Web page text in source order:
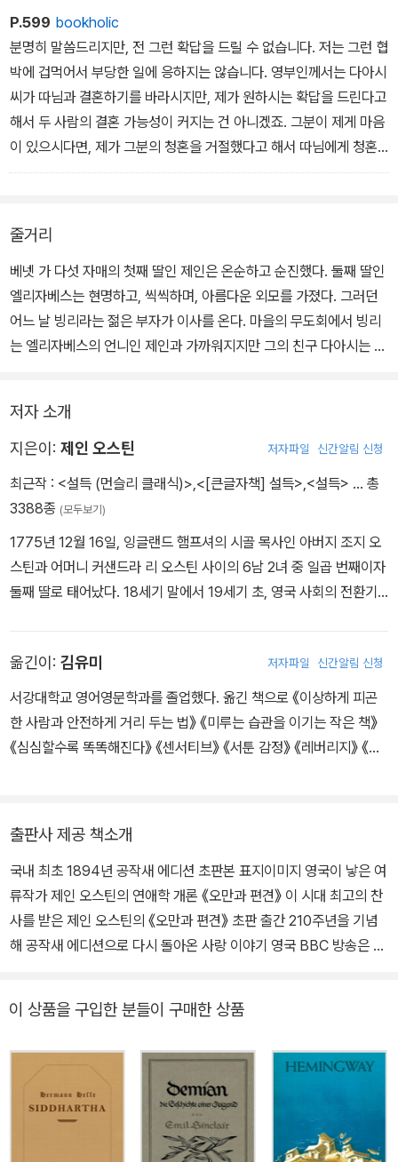
느 곳의 경치를 묘사할 때도 서로 엇갈린 주장을 하면서 말씨름을 해
서는 절대 안 되죠. 여행에서 돌아온 후 자기감정에 빠져서 지루한 여
행담으로 다른 사람들을 괴롭히는 그런 여행자가 되면 절대 안 돼요.”
P.599 bookholic
분명히 말씀드리지만, 전 그런 확답을 드릴 수 없습니다. 저는 그런 협
박에 겁먹어서 부당한 일에 응하지는 않습니다. 영부인께서는 다아시
씨가 따님과 결혼하기를 바라시지만, 제가 원하시는 확답을 드린다고
해서 두 사람의 결혼 가능성이 커지는 건 아니겠죠. 그분이 제게 마음
이 있으시다면, 제가 그분의 청혼을 거절했다고 해서 따님에게 청혼
을 할까요? 외람된 말씀이지만 영부인꼐서 제게 이런 부탁을 하시는
셨다면 저를 대단히 잘못 보신 겁니다. 조카분께서 영부인이 이 문제
에 관여할 권리는 분명 없으시다는 걸 말씀드리고 싶습니다. 그러니
부디 더 이상 이 문제로 절 괴롭히지 말아 주시기 바랍니다.
줄거리
베넷 가 다섯 자매의 첫째 딸인 제인은 온순하고 순진했다. 둘째 딸인
엘리자베스는 현명하고, 씩씩하며, 아름다운 외모를 가졌다. 그러던
어느 날 빙리라는 젊은 부자가 이사를 온다. 마을의 무도회에서 빙리
는 엘리자베스의 언니인 제인과 가까워지지만 그의 친구 다아시는 그
그에 대한 불신을 숨기지 않는다. 다아시는 자신의 지위와 체면 때문
에 엘리자베스에게 선뜻 용기 내어 다가가지 못하고 망설인다. 그러
읽은 엘리자베스는 다아시를 다시 보게 되는데…….
저자 소개
지은이: 제인 오스틴 저자파일 신간알림 신청
최근작 : <설득 (먼슬리 클래식)>,<[큰글자책] 설득>,<설득> … 총
3388종 (모두보기)
1775년 12월 16일, 잉글랜드 햄프셔의 시골 목사인 아버지 조지 오
스틴과 어머니 커샌드라 리 오스틴 사이의 6남 2녀 중 일곱 번째이자
둘째 딸로 태어났다. 18세기 말에서 19세기 초, 영국 사회의 전환기
자존심, 편견, 이성, 감성, 그리고 사회적 위선을 재치 있게 드러냈다.
문체는 부드럽지만 결코 순응적이지 않았고, 풍자와 아이러니를 통해
여성의 내면과 사회적 위치를 정교하게 묘사했다. 남녀의 사회적 역
할과 계급적 제약이 뚜렷했던 시대에 여성으로서 독립적인 창작 활동
Author of Sense and Sensibility)”로 소개되었다. 그녀의 본명 ‘J
ane Austen’이 처음 표지에 등장한 것은 사후 출간된 《설득》과 《노
생거 사원》부터였다. 대표작인 《오만과 편견》은 출간 이후 200년 넘
게 사랑받으며, 수많은 영화와 드라마, 문학 작품에 영향을 미쳤다. 오
스틴이 창작해낸 작품 속 인물들은 지금도 여전히 살아 숨 쉬듯 생생
의 나이로 세상을 떠났다. 비록 짧은 생이었지만, 그녀의 대표적인 소
옮긴이: 김유미 저자파일 신간알림 신청
서강대학교 영어영문학과를 졸업했다. 옮긴 책으로 《이상하게 피곤
한 사람과 안전하게 거리 두는 법》 《미루는 습관을 이기는 작은 책》
《심심할수록 똑똑해진다》 《센서티브》 《서툰 감정》 《레버리지》 《휴
출판사 제공 책소개
국내 최초 1894년 공작새 에디션 초판본 표지이미지 영국이 낳은 여
류작가 제인 오스틴의 연애학 개론 《오만과 편견》 이 시대 최고의 찬
사를 받은 제인 오스틴의 《오만과 편견》 초판 출간 210주년을 기념
해 공작새 에디션으로 다시 돌아온 사랑 이야기 영국 BBC 방송은 두
름을 올린 작가가 바로 제인 오스틴이다. 《오만과 편견》은 노벨 연구
가 선정한 ‘역사상 최고의 책’ 1위에 올랐다. 또한 국립중앙도서관의
청소년 권장도서 등 우리나라의 각종 추천도서 목록에도 빠지는 일이
없다. 사람들이 이토록 찬사를 보내는 이유는 ‘아무나 쓸 수 없는 제인
오스틴만의 특별함’이 작품 속에 내재되어 있기 때문이다. 《오만과 편
이 상품을 구입한 분들이 구매한 상품